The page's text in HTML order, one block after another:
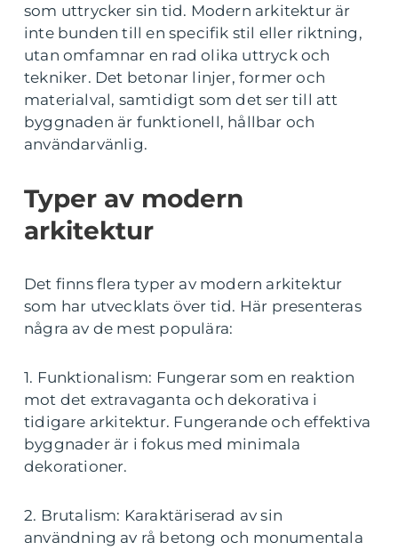
som uttrycker sin tid. Modern arkitektur är
inte bunden till en specifik stil eller riktning,
utan omfamnar en rad olika uttryck och
tekniker. Det betonar linjer, former och
materialval, samtidigt som det ser till att
byggnaden är funktionell, hållbar och
användarvänlig.
Typer av modern
arkitektur
Det finns flera typer av modern arkitektur
som har utvecklats över tid. Här presenteras
några av de mest populära:
1. Funktionalism: Fungerar som en reaktion
mot det extravaganta och dekorativa i
tidigare arkitektur. Fungerande och effektiva
byggnader är i fokus med minimala
dekorationer.
2. Brutalism: Karaktäriserad av sin
användning av rå betong och monumentala